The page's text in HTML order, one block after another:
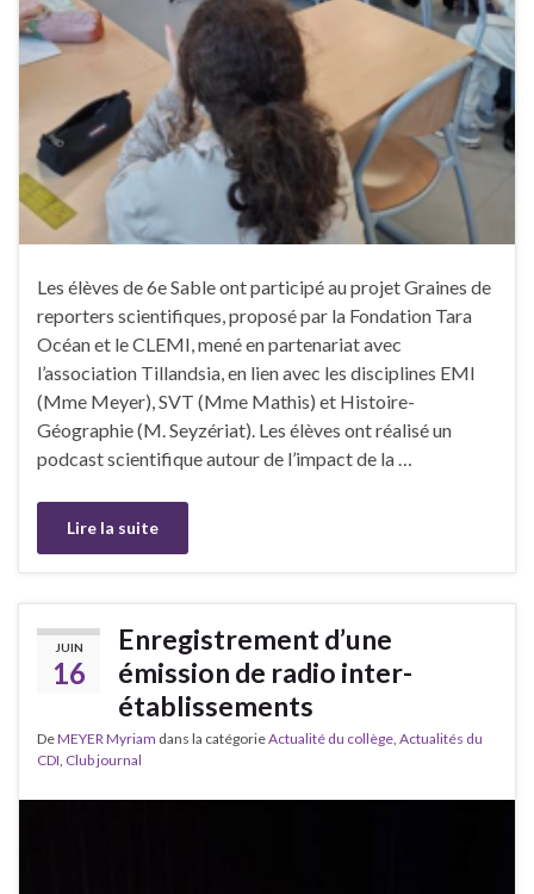
Les élèves de 6e Sable ont participé au projet Graines de
reporters scientifiques, proposé par la Fondation Tara
Océan et le CLEMI, mené en partenariat avec
l’association Tillandsia, en lien avec les disciplines EMI
(Mme Meyer), SVT (Mme Mathis) et Histoire-
Géographie (M. Seyzériat). Les élèves ont réalisé un
podcast scientifique autour de l’impact de la …
Lire la suite
JUIN
16
Enregistrement d’une
émission de radio inter-
établissements
DeMEYER Myriam dans la catégorieActualité du collège Actualités du
CDI Club journal